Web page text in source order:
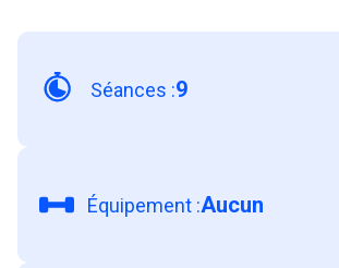
9
Séances :
Aucun
Équipement :